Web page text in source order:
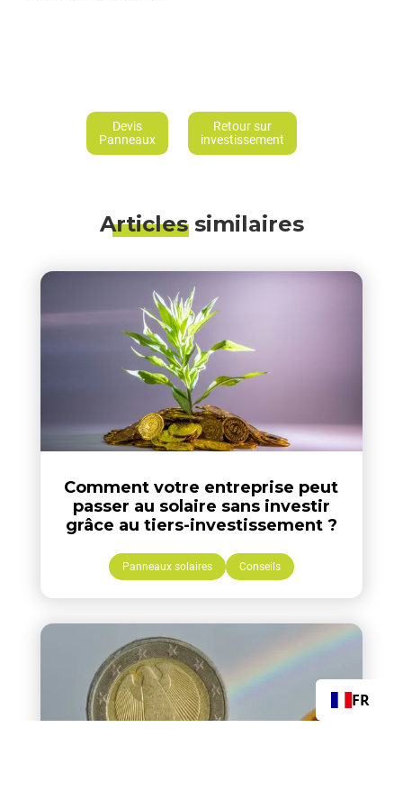
Devis
Panneaux
Retour sur
investissement
Articles similaires
Comment votre entreprise peut
passer au solaire sans investir
grâce au tiers-investissement ?
Panneaux solaires Conseils
FR